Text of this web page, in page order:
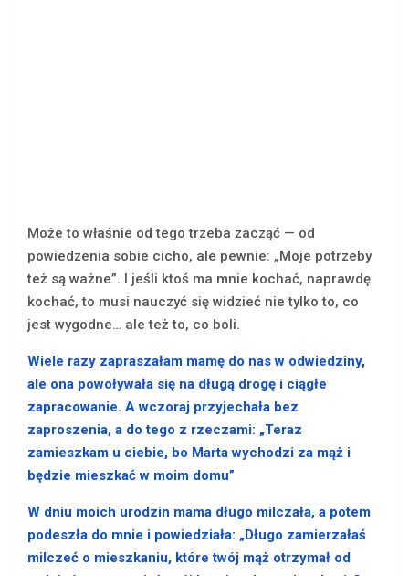
Może to właśnie od tego trzeba zacząć — od
powiedzenia sobie cicho, ale pewnie: „Moje potrzeby
też są ważne”. I jeśli ktoś ma mnie kochać, naprawdę
kochać, to musi nauczyć się widzieć nie tylko to, co
jest wygodne… ale też to, co boli.
Wiele razy zapraszałam mamę do nas w odwiedziny,
ale ona powoływała się na długą drogę i ciągłe
zapracowanie. A wczoraj przyjechała bez
zaproszenia, a do tego z rzeczami: „Teraz
zamieszkam u ciebie, bo Marta wychodzi za mąż i
będzie mieszkać w moim domu”
W dniu moich urodzin mama długo milczała, a potem
podeszła do mnie i powiedziała: „Długo zamierzałaś
milczeć o mieszkaniu, które twój mąż otrzymał od